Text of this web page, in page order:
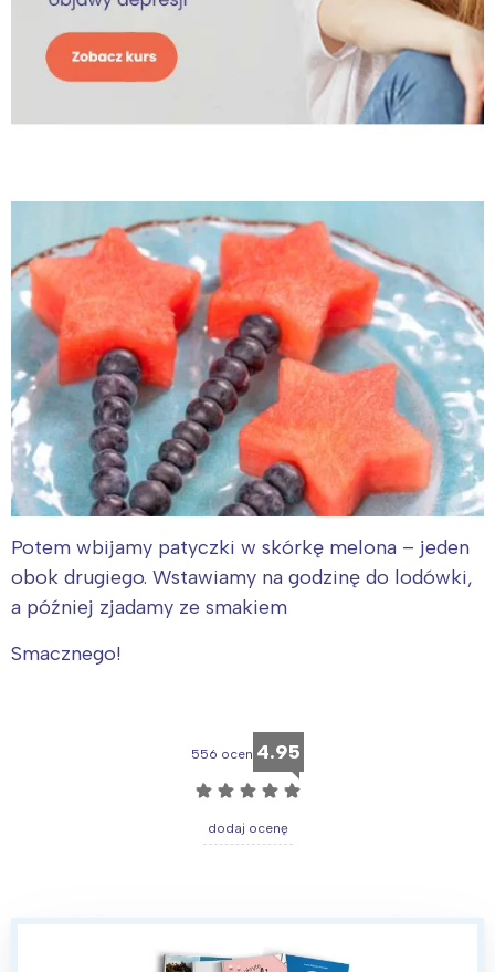
Potem wbijamy patyczki w skórkę melona – jeden
obok drugiego. Wstawiamy na godzinę do lodówki,
a później zjadamy ze smakiem
Smacznego!
556 ocen 4.95
☆ ☆ ☆ ☆ ☆
dodaj ocenę